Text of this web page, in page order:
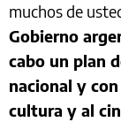
muchos de
Gobierno
cabo un plan
nacional y
cultura y al